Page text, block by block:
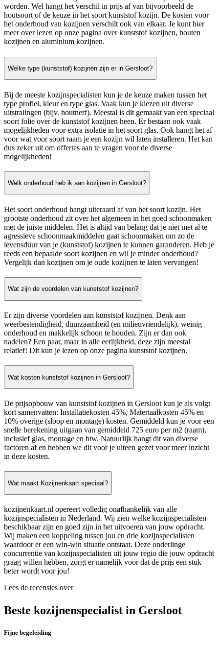
worden. Wel hangt het verschil in prijs af van bijvoorbeeld de
houtsoort of de keuze in het soort kunststof kozijn. De kosten voor
het onderhoud van kozijnen verschilt ook van elkaar. Je kunt hier
meer over lezen op onze pagina over kunststof kozijnen, houten
kozijnen en aluminium kozijnen.
Welke type (kunststof) kozijnen zijn er in Gersloot?
Bij de meeste kozijnspecialisten kun je de keuze maken tussen het
type profiel, kleur en type glas. Vaak kun je kiezen uit diverse
uitstralingen (bijv. houtnerf). Meestal is dit gemaakt van een speciaal
soort folie over de kunststof kozijnen heen. Er bestaan ook vaak
mogelijkheden voor extra isolatie in het soort glas. Ook hangt het af
voor wat voor soort raam je een kozijn wil laten installeren. Het kan
dus zeker uit om offertes aan te vragen voor de diverse
mogelijkheden!
Welk onderhoud heb ik aan kozijnen in Gersloot?
Het soort onderhoud hangt uiteraard af van het soort kozijn. Het
grootste onderhoud zit over het algemeen in het goed schoonmaken
met de juiste middelen. Het is altijd van belang dat je niet met al te
agressieve schoonmaakmiddelen gaat schoonmaken om zo de
levensduur van je (kunststof) kozijnen te kunnen garanderen. Heb je
reeds een bepaalde soort kozijnen en wil je minder onderhoud?
Vergelijk dan kozijnen om je oude kozijnen te laten vervangen!
Wat zijn de voordelen van kunststof kozijnen?
Er zijn diverse voordelen aan kunststof kozijnen. Denk aan
weerbestendigheid, duurzaamheid (en milieuvriendelijk), weinig
onderhoud en makkelijk schoon te houden. Zijn er dan ook
nadelen? Een paar, maar in alle eerlijkheid, deze zijn meestal
relatief! Dit kun je lezen op onze pagina kunststof kozijnen.
Wat kosten kunststof kozijnen in Gersloot?
De prijsopbouw van kunststof kozijnen in Gersloot kun je als volgt
kort samenvatten: Installatiekosten 45%, Materiaalkosten 45% en
10% overige (sloop en montage) kosten. Gemiddeld kun je voor een
snelle berekening uitgaan van gemiddeld 725 euro per m2 (raam),
inclusief glas, montage en btw. Natuurlijk hangt dit van diverse
factoren af en hebben we dit voor je uiteen gezet voor meer inzicht
in deze kosten.
Wat maakt Kozijnenkaart speciaal?
kozijnenkaart.nl opereert volledig onafhankelijk van alle
kozijnspecialisten in Nederland. Wij zien welke kozijnspecialisten
beschikbaar zijn en goed zijn in het uitvoeren van jouw opdracht.
Wij maken een koppeling tussen jou en drie kozijnspecialisten
waardoor er een win-win situatie ontstaat. Deze onderlinge
concurrentie van kozijnspecialisten uit jouw regio die jouw opdracht
graag willen hebben, zorgt er namelijk voor dat de prijs een stuk
beter wordt voor jou!
Lees de recensies over
Beste kozijnenspecialist in Gersloot
Fijne begeleiding